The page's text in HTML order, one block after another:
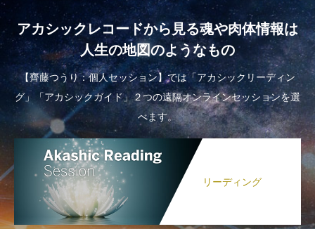
アカシックレコードから見る魂や肉体情報は
人生の地図のようなもの
【齊藤つうり：個人セッション】では「アカシックリーディン
グ」「アカシックガイド」２つの遠隔オンラインセッションを選
べます。
リーディング